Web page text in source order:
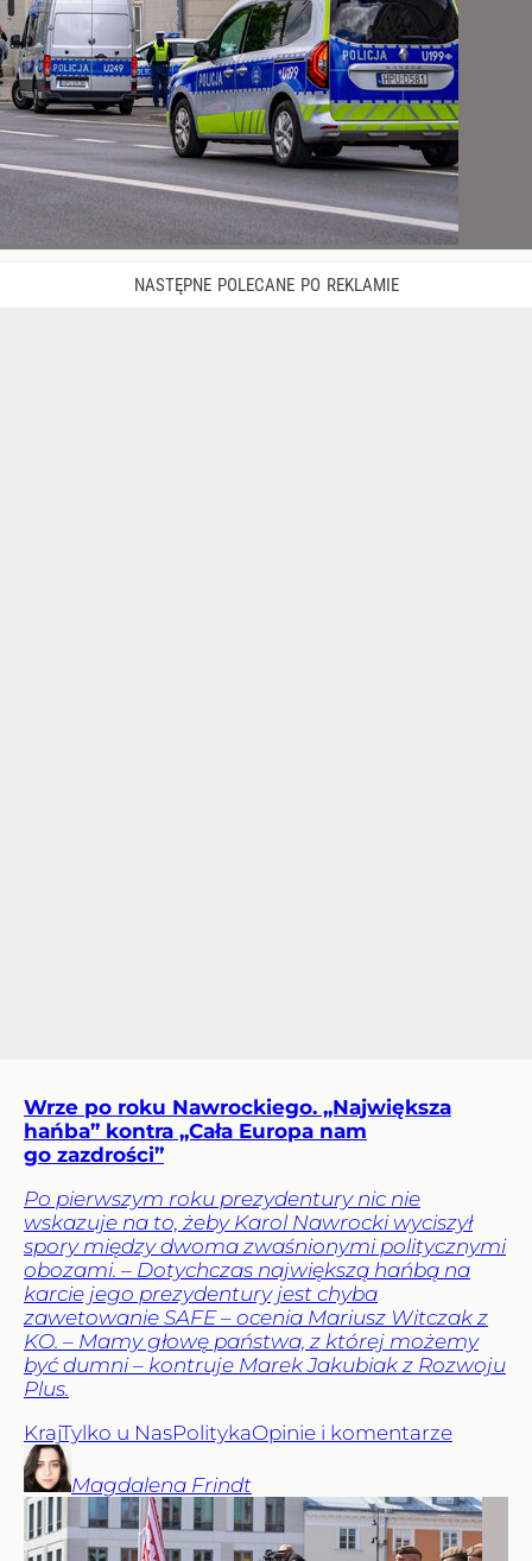
Wrze po roku Nawrockiego. „Największa
hańba” kontra „Cała Europa nam
go zazdrości”
Po pierwszym roku prezydentury nic nie
wskazuje na to, żeby Karol Nawrocki wyciszył
spory między dwoma zwaśnionymi politycznymi
obozami. – Dotychczas największą hańbą na
karcie jego prezydentury jest chyba
zawetowanie SAFE – ocenia Mariusz Witczak z
KO. – Mamy głowę państwa, z której możemy
być dumni – kontruje Marek Jakubiak z Rozwoju
Plus.
KrajTylko u NasPolitykaOpinie i komentarze
Magdalena Frindt